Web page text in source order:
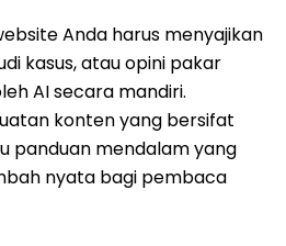
Anda harus menyajikan
kasus, atau opini pakar
AI secara mandiri.
konten yang bersifat
panduan mendalam yang
nyata bagi pembaca